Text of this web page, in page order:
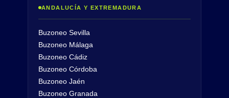
ANDALUCÍA Y EXTREMADURA
Buzoneo Sevilla
Buzoneo Málaga
Buzoneo Cádiz
Buzoneo Córdoba
Buzoneo Jaén
Buzoneo Granada